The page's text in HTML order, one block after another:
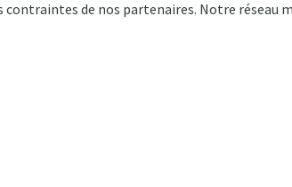
de nos partenaires. Notre réseau